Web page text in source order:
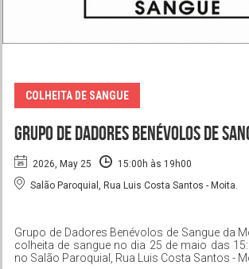
COLHEITA DE SANGUE
Grupo de Dadores Benévolos de
2026, May 25
15:00h às 19h00
Salão Paroquial, Rua Luis Costa Santos - Moita.
Grupo de Dadores Benévolos de Sangue da
colheita de sangue no dia 25 de maio das
no Salão Paroquial, Rua Luis Costa Santos -